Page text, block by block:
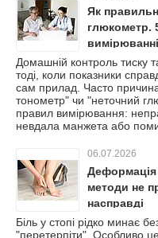
Як
глюкометр.
Домашній контроль тиску
тоді, коли показники
сам прилад. Часто
тонометр" чи "неточний
правил вимірювання:
невдала манжета або
06.07.2026
Деформація
методи не
насправді
Біль у стопі рідко минає
"перетерпіти". Особливо